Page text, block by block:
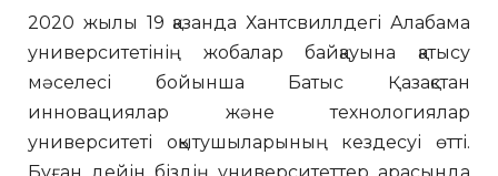
2020 жылы 19 қазанда Хантсвиллдегі Алабама
университетінің жобалар байқауына қатысу
мәселесі бойынша Батыс Қазақстан
инновациялар және технологиялар
университеті оқытушыларының кездесуі өтті.
Бұған дейін біздің университеттер арасында